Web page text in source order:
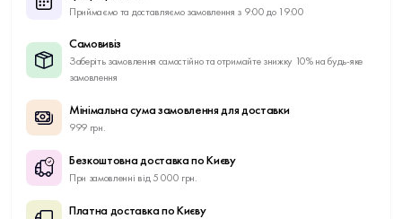
Приймаємо та доставляємо замовлення з 9:00 до 19:00
Самовивіз
Заберіть замовлення самостійно та отримайте знижку 10% на будь-яке
замовлення
Мінімальна сума замовлення для доставки
999 грн.
Безкоштовна доставка по Києву
При замовленні від 5 000 грн.
Платна доставка по Києву